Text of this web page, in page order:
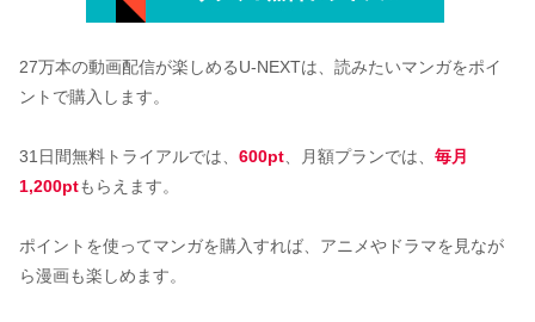
27万本の動画配信が楽しめるU-NEXTは、読みたいマンガをポイ
ントで購入します。
31日間無料トライアルでは、 600pt 、月額プランでは、 毎月
1,200ptもらえます。
ポイントを使ってマンガを購入すれば、アニメやドラマを見なが
ら漫画も楽しめます。